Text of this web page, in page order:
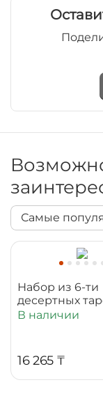
Самые
Набор из 6-ти
десертных
см
В наличии
16 265 ₸